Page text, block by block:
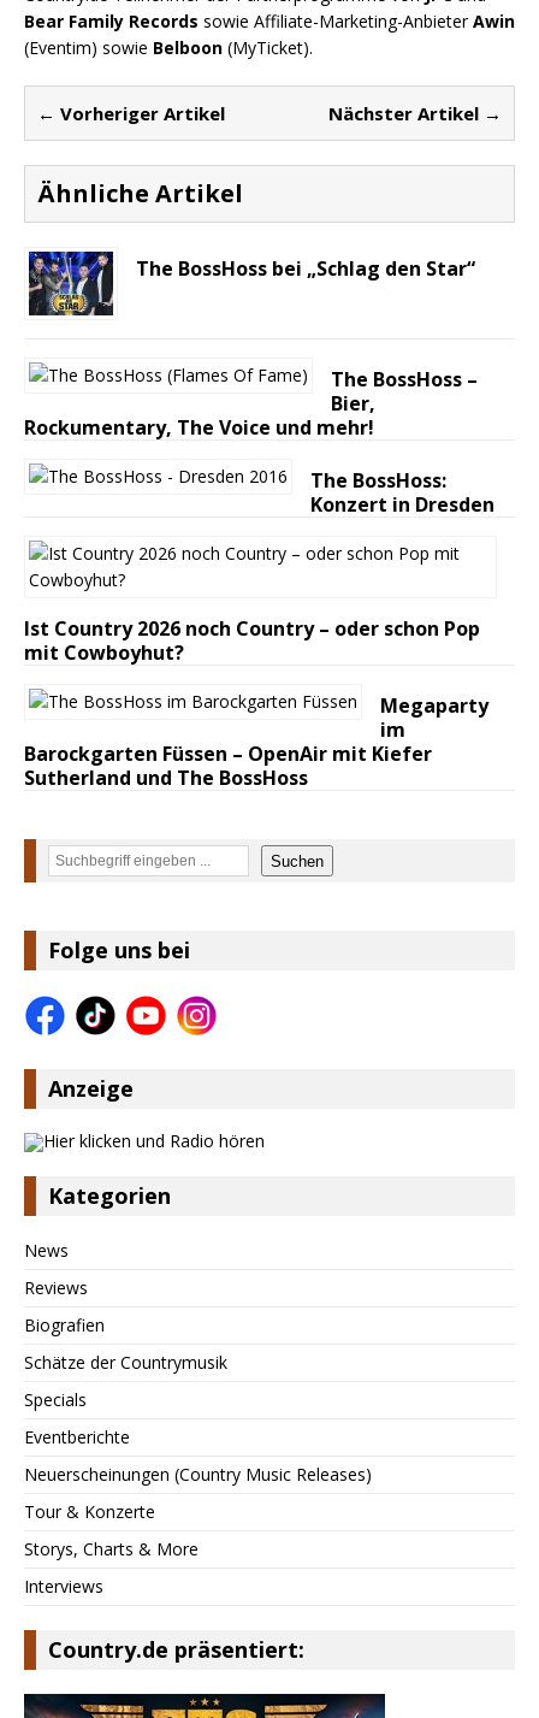
Bear Family Records sowie Affiliate-Marketing-AnbieterAwin
(Eventim) sowie Belboon (MyTicket).
← Vorheriger Artikel Nächster Artikel →
Ähnliche Artikel
The BossHoss bei „Schlag den Star“
The BossHoss –
Bier,
Rockumentary, The Voice und mehr!
The BossHoss:
Konzert in Dresden
Ist Country 2026 noch Country – oder schon Pop
mit Cowboyhut?
Megaparty
im
Barockgarten Füssen – OpenAir mit Kiefer
Sutherland und The BossHoss
Suchen Suchen
Folge uns bei
Anzeige
Kategorien
News
Reviews
Biografien
Schätze der Countrymusik
Specials
Eventberichte
Neuerscheinungen (Country Music Releases)
Tour & Konzerte
Storys, Charts & More
Interviews
Country.de präsentiert: